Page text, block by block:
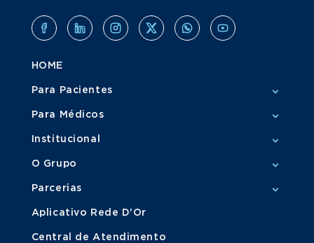
HOME
Para Pacientes
Para Médicos
Institucional
O Grupo
Parcerias
Aplicativo Rede D'Or
Central de Atendimento